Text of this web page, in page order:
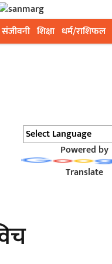
संजीवनी शिक्षा धर्म/राशिफल
Powered by
Translate